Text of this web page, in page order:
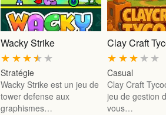
Wacky Strike
★
★
★
★
★
Stratégie
Wacky Strike est un jeu de
tower defense aux
graphismes…
Clay Craft
★
★
★
★
★
Casual
Clay Craft
jeu de gestion
vous…